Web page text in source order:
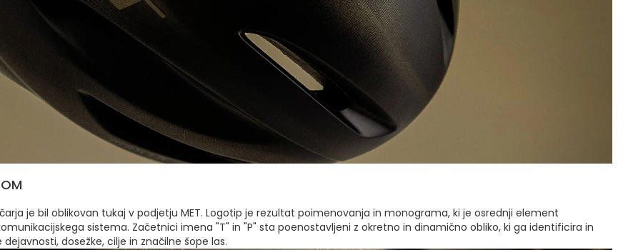
je bil oblikovan tukaj v podjetju MET. Logotip je rezultat poimenovanja in monograma, ki je osrednji element
sistema. Začetnici imena "T" in "P" sta poenostavljeni z okretno in dinamično obliko, ki ga identificira in
dosežke, cilje in značilne šope las.